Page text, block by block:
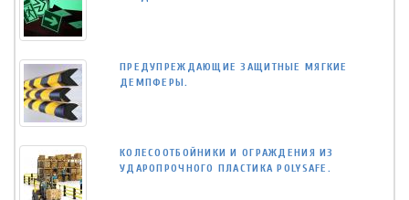
ПРЕДУПРЕЖДАЮЩИЕ ЗАЩИТНЫЕ МЯГКИЕ
ДЕМПФЕРЫ.
КОЛЕСООТБОЙНИКИ И ОГРАЖДЕНИЯ ИЗ
УДАРОПРОЧНОГО ПЛАСТИКА POLYSAFE.